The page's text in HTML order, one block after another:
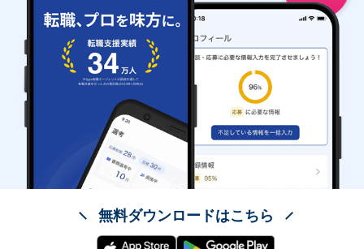
無料ダウンロードはこちら